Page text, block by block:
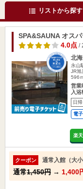
リストから探す
SPA&SAUNA オス
4.0点/
北
永山
JR旭
596
営業
入浴
日帰
電
楽
クーポン 通常入館（大
通常1,450円 → 1,400